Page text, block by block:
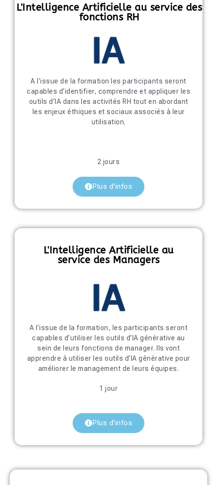
L'Intelligence Artificielle au service des
fonctions RH
A l’issue de la formation les participants seront
capables d’identifier, comprendre et appliquer les
outils d’IA dans les activités RH tout en abordant
les enjeux éthiques et sociaux associés à leur
utilisation.
2 jours
Plus d'infos
L'Intelligence Artificielle au
service des Managers
A l’issue de la formation, les participants seront
capables d’utiliser les outils d’IA générative au
sein de leurs fonctions de manager. Ils vont
apprendre à utiliser les outils d’IA générative pour
améliorer le management de leurs équipes.
1 jour
Plus d'infos